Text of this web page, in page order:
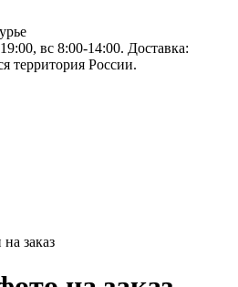
вс 8:00-14:00. Доставка:
территория России.